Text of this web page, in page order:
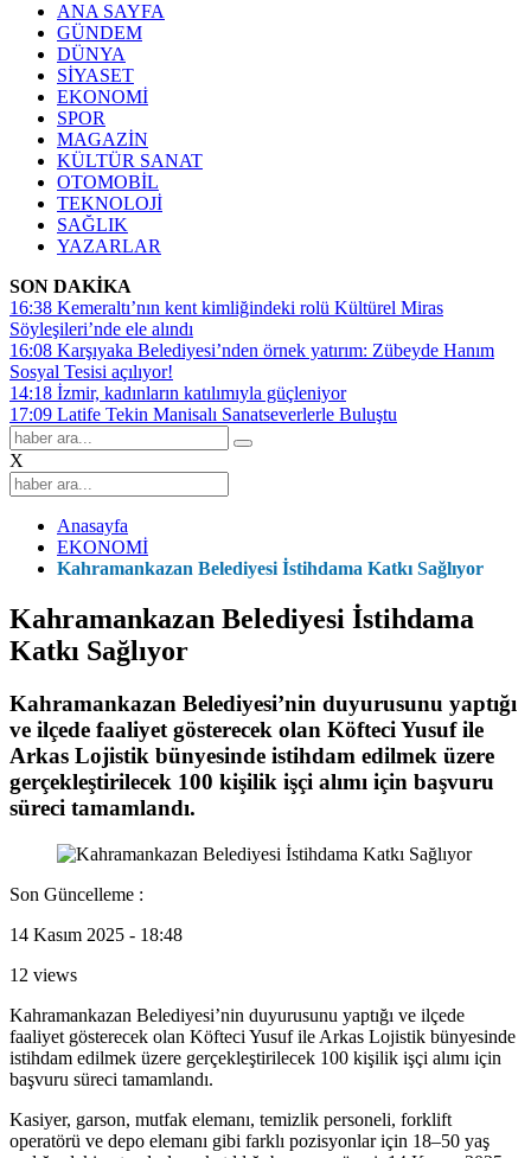
ANA SAYFA
GÜNDEM
DÜNYA
SİYASET
EKONOMİ
SPOR
MAGAZİN
KÜLTÜR SANAT
OTOMOBİL
TEKNOLOJİ
SAĞLIK
YAZARLAR
SON DAKİKA
16:38 Kemeraltı’nın kent kimliğindeki rolü Kültürel Miras
Söyleşileri’nde ele alındı
16:08 Karşıyaka Belediyesi’nden örnek yatırım: Zübeyde Hanım
Sosyal Tesisi açılıyor!
14:18 İzmir, kadınların katılımıyla güçleniyor
17:09 Latife Tekin Manisalı Sanatseverlerle Buluştu
X
Anasayfa
EKONOMİ
Kahramankazan Belediyesi İstihdama Katkı Sağlıyor
Kahramankazan Belediyesi İstihdama
Katkı Sağlıyor
Kahramankazan Belediyesi’nin duyurusunu yaptığı
ve ilçede faaliyet gösterecek olan Köfteci Yusuf ile
Arkas Lojistik bünyesinde istihdam edilmek üzere
gerçekleştirilecek 100 kişilik işçi alımı için başvuru
süreci tamamlandı.
Son Güncelleme :
14 Kasım 2025 - 18:48
12 views
Kahramankazan Belediyesi’nin duyurusunu yaptığı ve ilçede
faaliyet gösterecek olan Köfteci Yusuf ile Arkas Lojistik bünyesinde
istihdam edilmek üzere gerçekleştirilecek 100 kişilik işçi alımı için
başvuru süreci tamamlandı.
Kasiyer, garson, mutfak elemanı, temizlik personeli, forklift
operatörü ve depo elemanı gibi farklı pozisyonlar için 18–50 yaş